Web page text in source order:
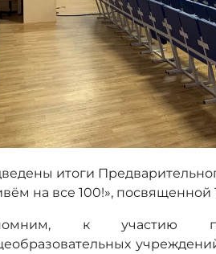
итоги
на все 100!», посвященной
к участию